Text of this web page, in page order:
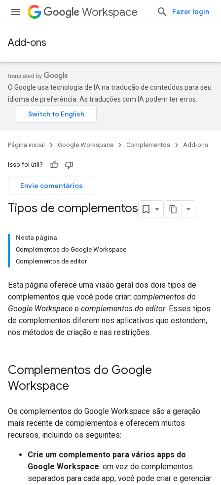
Workspace Fazer login
Add-ons
O Google usa tecnologia de IA na tradução de conteúdos para seu
idioma de preferência. As traduções com IA podem ter erros.
Página inicial Google Workspace Complementos Add-ons
Isso foi útil?
Envie comentários
Tipos de complementos
Nesta página
Complementos do Google Workspace
Complementos de editor
Esta página oferece uma visão geral dos dois tipos de
complementos que você pode criar: complementos do
Google Workspace e complementos do editor. Esses tipos
de complementos diferem nos aplicativos que estendem,
nos métodos de criação e nas restrições.
Complementos do Google
Workspace
Os complementos do Google Workspace são a geração
mais recente de complementos e oferecem muitos
recursos, incluindo os seguintes:
Crie um complemento para vários apps do
Google Workspace: em vez de complementos
separados para cada app, você pode criar e gerenciar